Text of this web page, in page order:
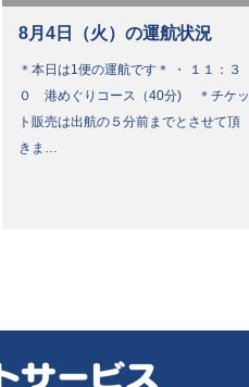
8月4日（火）の運航状況
＊本日は1便の運航です＊ ・ １１：３
０ 港めぐりコース（40分) ＊チケッ
ト販売は出航の５分前までとさせて頂
きま…